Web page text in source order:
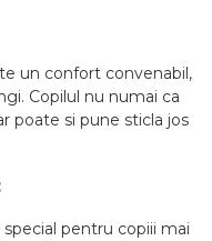
un confort convenabil,
Copilul nu numai ca
poate si pune sticla jos
pentru copiii mai